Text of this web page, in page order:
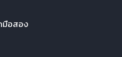
มือสอง